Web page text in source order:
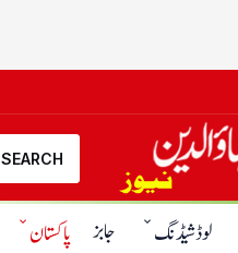
SEARCH
لوڈشیڈنگ جابز پاکستان